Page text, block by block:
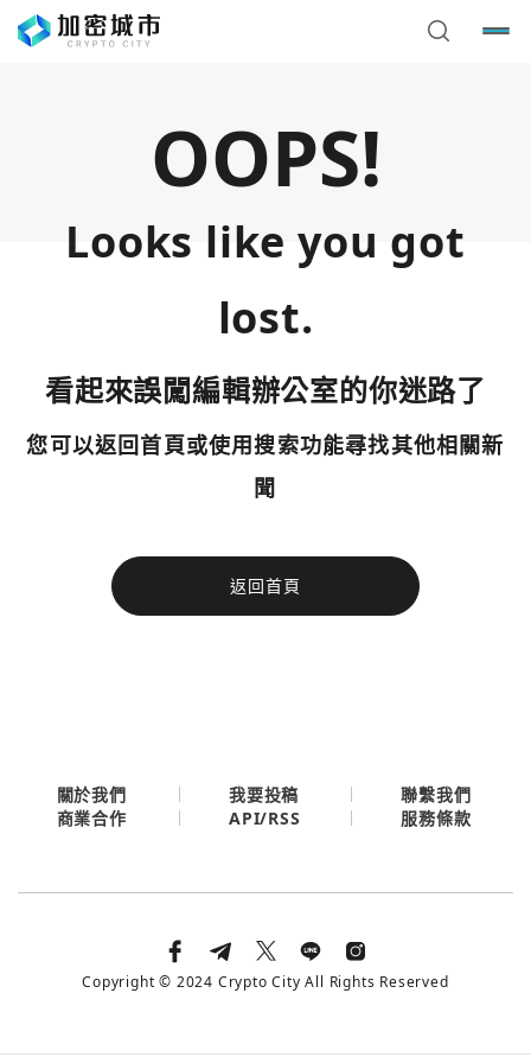
OOPS!
Looks like you got
lost.
看起來誤闖編輯辦公室的你迷路了
您可以返回首頁或使用搜索功能尋找其他相關新
聞
返回首頁
今日熱門
使用以下帳號繼續
您已閒置5分鐘，請點擊關閉按鈕或空白處，即可回到加密
今日熱門
關於我們 我要投稿
聯繫我們
商業合作
API/RSS 服務條款
Copyright © 2024 Crypto City All Rights Reserved